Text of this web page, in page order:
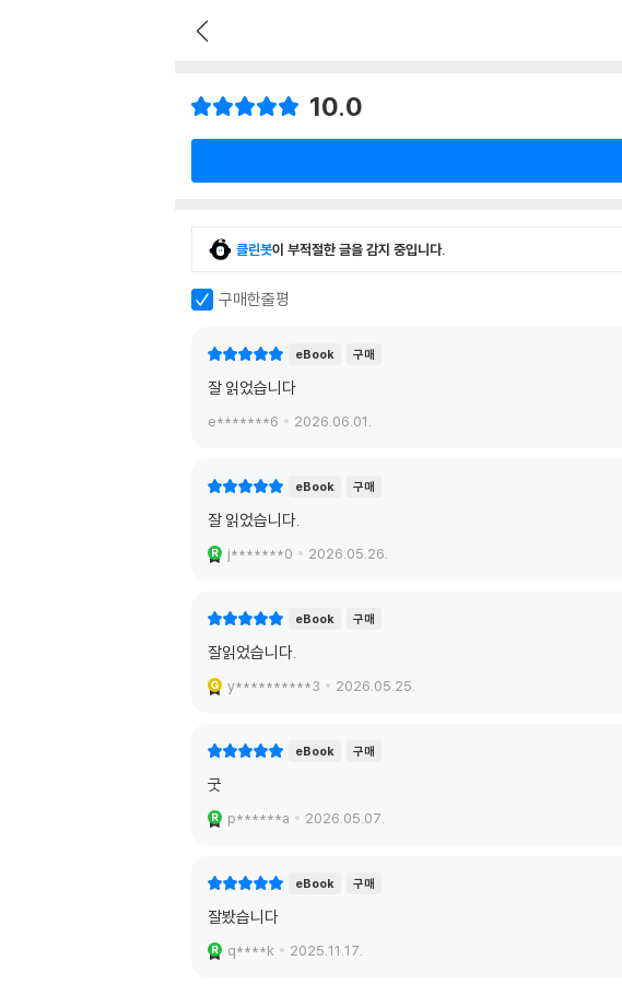
10.0
클린봇이 부적절한 글을 감지 중입니다.
구매한줄평
eBook 구매
잘 읽었습니다
e*******6 2026.06.01.
eBook 구매
잘 읽었습니다.
j*******0 2026.05.26.
eBook 구매
잘읽었습니다.
y**********3 2026.05.25.
eBook 구매
굿
p******a 2026.05.07.
eBook 구매
잘봤습니다
q****k 2025.11.17.